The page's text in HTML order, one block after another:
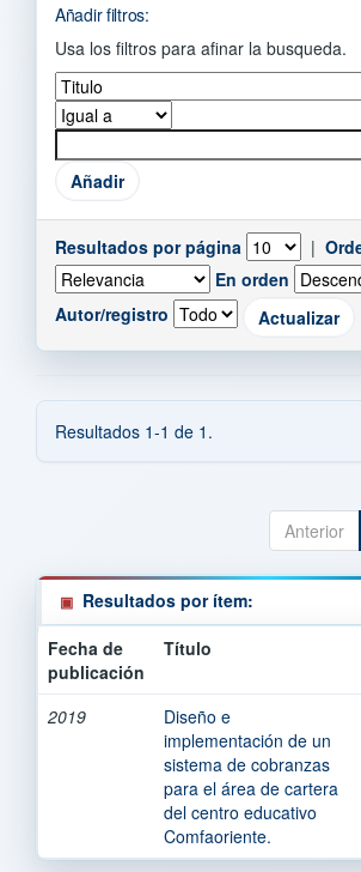
Añadir filtros:
Usa los filtros para afinar la busqueda.
Resultados por página |
En orden
Autor/registro
Resultados 1-1 de 1.
Anterior
Resultados por ítem:
Fecha de
publicación
Título
2019
Diseño e
implementación de un
sistema de cobranzas
para el área de cartera
del centro educativo
Comfaoriente.